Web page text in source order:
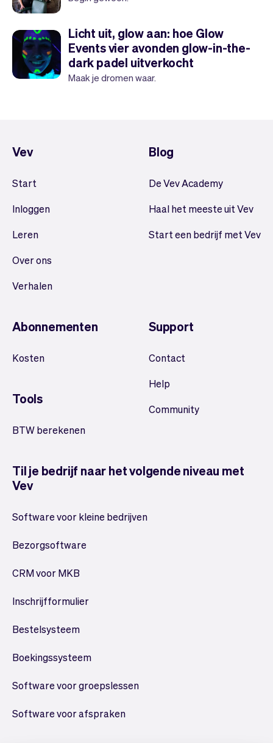
Licht uit, glow aan: hoe Glow
Events vier avonden glow-in-the-
dark padel uitverkocht
Maak je dromen waar.
Vev
Start
Inloggen
Leren
Over ons
Verhalen
Blog
De Vev Academy
Haal het meeste uit Vev
Start een bedrijf met Vev
Abonnementen
Kosten
Tools
BTW berekenen
Support
Contact
Help
Community
Til je bedrijf naar het volgende niveau met
Vev
Software voor kleine bedrijven
Bezorgsoftware
CRM voor MKB
Inschrijfformulier
Bestelsysteem
Boekingssysteem
Software voor groepslessen
Software voor afspraken